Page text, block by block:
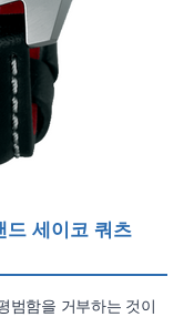
드 세이코 쿼츠
범함을 거부하는 것이